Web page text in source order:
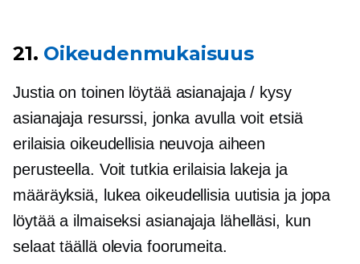
21. Oikeudenmukaisuus
Justia on toinen löytää asianajaja / kysy
asianajaja resurssi, jonka avulla voit etsiä
erilaisia ​​oikeudellisia neuvoja aiheen
perusteella. Voit tutkia erilaisia ​​lakeja ja
määräyksiä, lukea oikeudellisia uutisia ja jopa
löytää a ilmaiseksi asianajaja lähelläsi, kun
selaat täällä olevia foorumeita.